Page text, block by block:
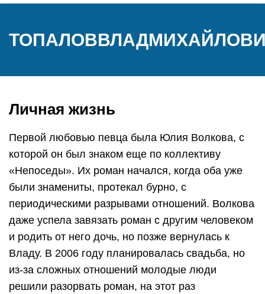
Личная жизнь
Первой любовью певца была Юлия Волкова, с
которой он был знаком еще по коллективу
«Непоседы». Их роман начался, когда оба уже
были знамениты, протекал бурно, с
периодическими разрывами отношений. Волкова
даже успела завязать роман с другим человеком
и родить от него дочь, но позже вернулась к
Владу. В 2006 году планировалась свадьба, но
из-за сложных отношений молодые люди
решили разорвать роман, на этот раз